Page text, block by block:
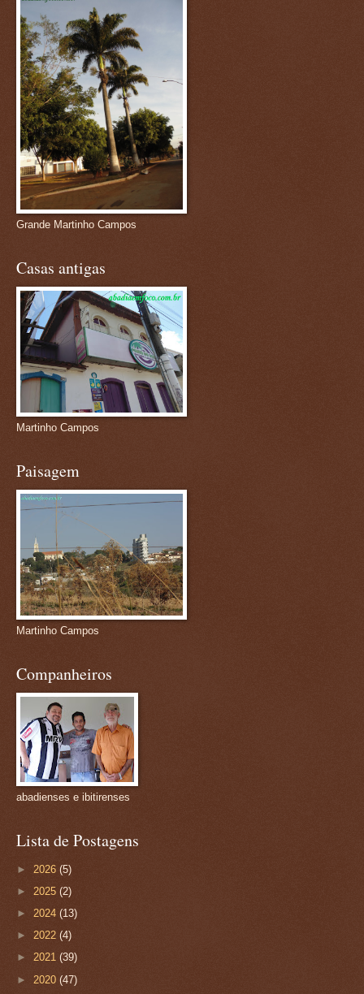
Grande Martinho Campos
Casas antigas
Martinho Campos
Paisagem
Martinho Campos
Companheiros
abadienses e ibitirenses
Lista de Postagens
► 2026 (5)
► 2025 (2)
► 2024 (13)
► 2022 (4)
► 2021 (39)
► 2020 (47)